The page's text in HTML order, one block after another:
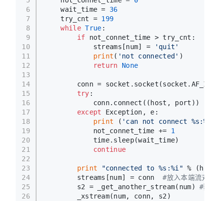
6
7
8
9
10
11
12
13
14
15
16
17
18
19
20
21
22
23
24
25
26
    wait_time =
36
    try_cnt =
199
while True :
if not_connet_time > try_cnt:
            streams[num] =
'quit'
print ( 'not connected' )
return
None
conn =
try :
            conn.connect((host, port))
except Exception, e:
print ( 'can not connect %s:%s!'
            not_connet_time +=
1
            time.sleep(wait_time)
continue
print "connected to %s:%i" %
        streams[num] = conn
#放入本端流对象
        s2 = _get_another_stream(num)
#获取
        _xstream(num, conn, s2)